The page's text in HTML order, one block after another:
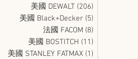
美國 DEWALT (206)
美國 Black+Decker (5)
法國 FACOM (8)
美國 BOSTITCH (11)
美國 STANLEY FATMAX (1)